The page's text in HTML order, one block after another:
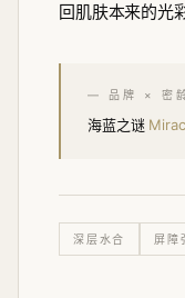
回肌肤本来的光
— 品牌 × 密
海蓝之谜
深层水合 屏障